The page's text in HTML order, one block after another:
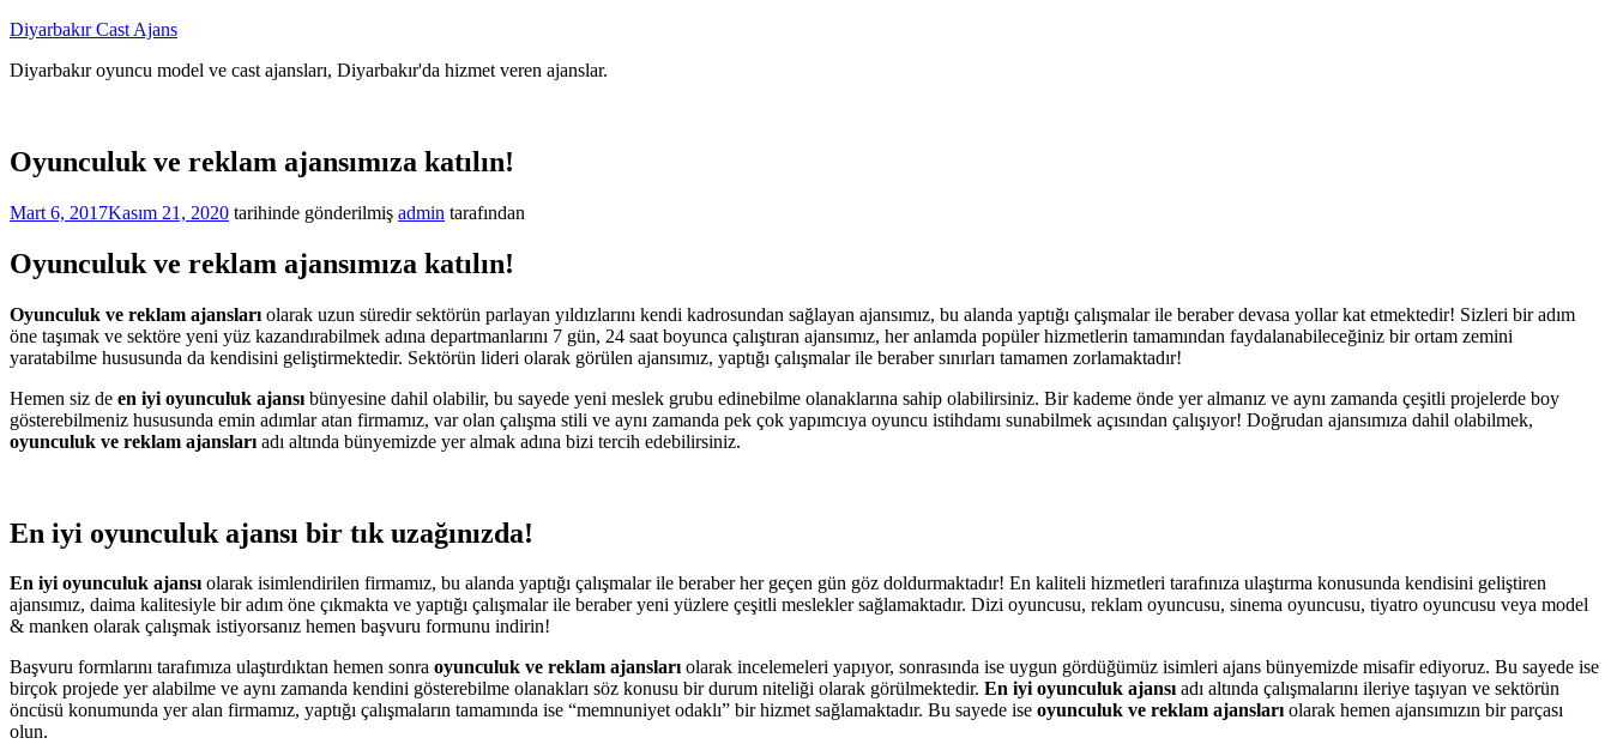
İçeriğe
Diyarbakır Cast Ajans
Diyarbakır oyuncu model ve cast ajansları, Diyarbakır'da hizmet veren ajanslar.
Oyunculuk ve reklam ajansımıza katılın!
Mart 6, 2017Kasım 21, 2020 tarihinde gönderilmiş admin tarafından
Oyunculuk ve reklam ajansımıza katılın!
Oyunculuk ve reklam ajansları olarak uzun süredir sektörün parlayan yıldızlarını kendi kadrosundan sağlayan ajansımız, bu alanda yaptığı çalışmalar ile beraber devasa yollar kat etmektedir! Sizleri bir adım
öne taşımak ve sektöre yeni yüz kazandırabilmek adına departmanlarını 7 gün, 24 saat boyunca çalıştıran ajansımız, her anlamda popüler hizmetlerin tamamından faydalanabileceğiniz bir ortam zemini
yaratabilme hususunda da kendisini geliştirmektedir. Sektörün lideri olarak görülen ajansımız, yaptığı çalışmalar ile beraber sınırları tamamen zorlamaktadır!
Hemen siz de en iyi oyunculuk ajansı bünyesine dahil olabilir, bu sayede yeni meslek grubu edinebilme olanaklarına sahip olabilirsiniz. Bir kademe önde yer almanız ve aynı zamanda çeşitli projelerde boy
gösterebilmeniz hususunda emin adımlar atan firmamız, var olan çalışma stili ve aynı zamanda pek çok yapımcıya oyuncu istihdamı sunabilmek açısından çalışıyor! Doğrudan ajansımıza dahil olabilmek,
oyunculuk ve reklam ajansları adı altında bünyemizde yer almak adına bizi tercih edebilirsiniz.
En iyi oyunculuk ajansı bir tık uzağınızda!
En iyi oyunculuk ajansıolarak isimlendirilen firmamız, bu alanda yaptığı çalışmalar ile beraber her geçen gün göz doldurmaktadır! En kaliteli hizmetleri tarafınıza ulaştırma konusunda kendisini geliştiren
ajansımız, daima kalitesiyle bir adım öne çıkmakta ve yaptığı çalışmalar ile beraber yeni yüzlere çeşitli meslekler sağlamaktadır. Dizi oyuncusu, reklam oyuncusu, sinema oyuncusu, tiyatro oyuncusu veya model
& manken olarak çalışmak istiyorsanız hemen başvuru formunu indirin!
Başvuru formlarını tarafımıza ulaştırdıktan hemen sonra oyunculuk ve reklam ajanslarıolarak incelemeleri yapıyor, sonrasında ise uygun gördüğümüz isimleri ajans bünyemizde misafir ediyoruz. Bu sayede ise
birçok projede yer alabilme ve aynı zamanda kendini gösterebilme olanakları söz konusu bir durum niteliği olarak görülmektedir. En iyi oyunculuk ajansıadı altında çalışmalarını ileriye taşıyan ve sektörün
öncüsü konumunda yer alan firmamız, yaptığı çalışmaların tamamında ise “memnuniyet odaklı” bir hizmet sağlamaktadır. Bu sayede ise oyunculuk ve reklam ajanslarıolarak hemen ajansımızın bir parçası
olun.